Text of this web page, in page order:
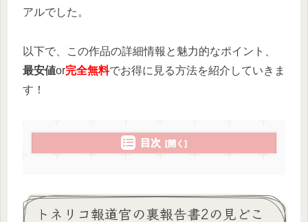
アルでした。
以下で、この作品の詳細情報と魅力的なポイント、
最安値or完全無料でお得に見る方法を紹介していきま
す！
目次
トネリコ報道官の裏報告書2の見どこ